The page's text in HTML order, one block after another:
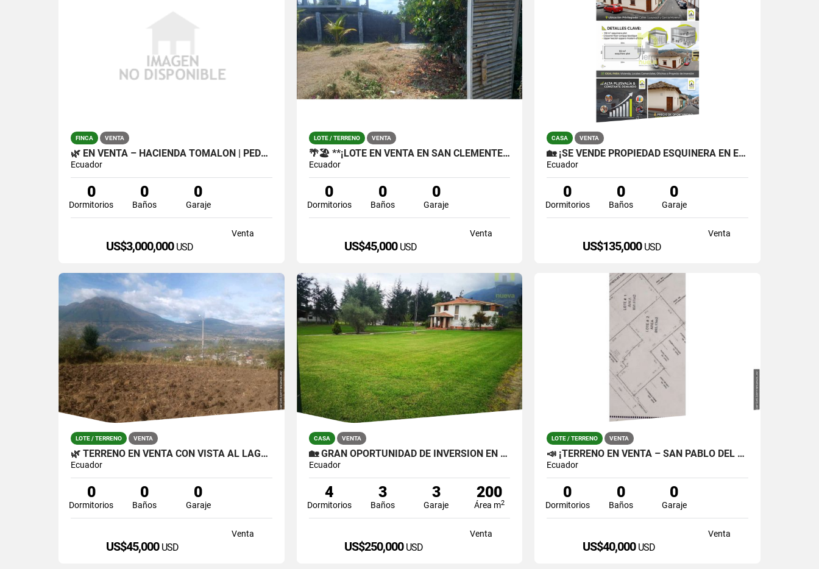
FINCA VENTA
🌿 EN VENTA – HACIENDA TOMALÓN | PEDRO MONCAYO 🌿
Ecuador
0
Dormitorios
0
Baños
0
Garaje
Venta
US$3,000,000 USD
LOTE / TERRENO VENTA
🌴🏖️ **¡LOTE EN VENTA EN SAN CLEMENTE, SAN JACINTO!**
Ecuador
0
Dormitorios
0
Baños
0
Garaje
Venta
US$45,000 USD
CASA VENTA
🏡 ¡SE VENDE PROPIEDAD ESQUINERA EN EL CENTRO DE OTAVALO!
Ecuador
0
Dormitorios
0
Baños
0
Garaje
Venta
US$135,000 USD
LOTE / TERRENO VENTA
🌿 TERRENO EN VENTA CON VISTA AL LAGO – SAN RAFAEL 🌿
Ecuador
0
Dormitorios
0
Baños
0
Garaje
Venta
US$45,000 USD
CASA VENTA
🏡 GRAN OPORTUNIDAD DE INVERSIÓN EN OTAVALO 🌿
Ecuador
4
Dormitorios
3
Baños
3
Garaje
200
Área m2
Venta
US$250,000 USD
LOTE / TERRENO VENTA
📣 ¡TERRENO EN VENTA – SAN PABLO DEL LAGO! 🏞️
Ecuador
0
Dormitorios
0
Baños
0
Garaje
Venta
US$40,000 USD